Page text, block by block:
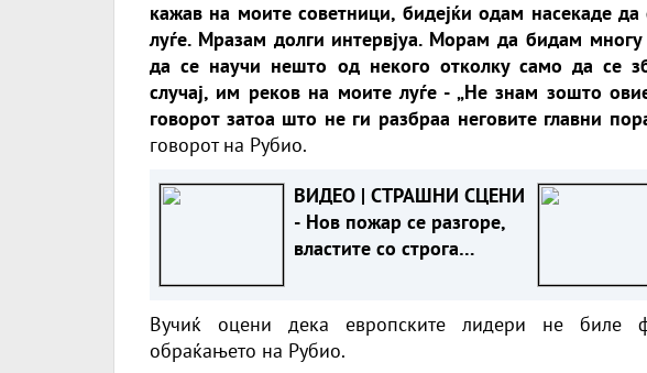
кажав на моите советници, бидејќи одам насекаде
луѓе. Мразам долги интервјуа. Морам да бидам
да се научи нешто од некого отколку само да се
случај, им реков на моите луѓе - „Не знам зошто
говорот затоа што не ги разбраа неговите главни
говорот на Рубио.
ВИДЕО | СТРАШНИ СЦЕНИ
- Нов пожар се разгоре,
властите со строга
Вучиќ оцени дека европските лидери не биле
обраќањето на Рубио.